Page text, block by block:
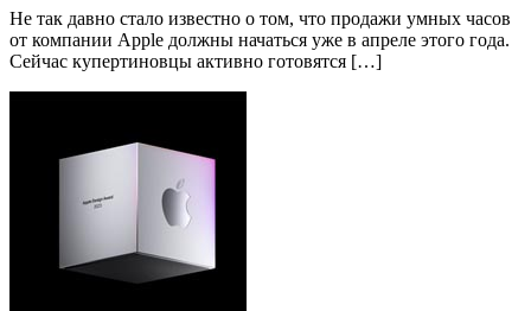
Не так давно стало известно о том, что продажи умных часов
от компании Apple должны начаться уже в апреле этого года.
Сейчас купертиновцы активно готовятся […]